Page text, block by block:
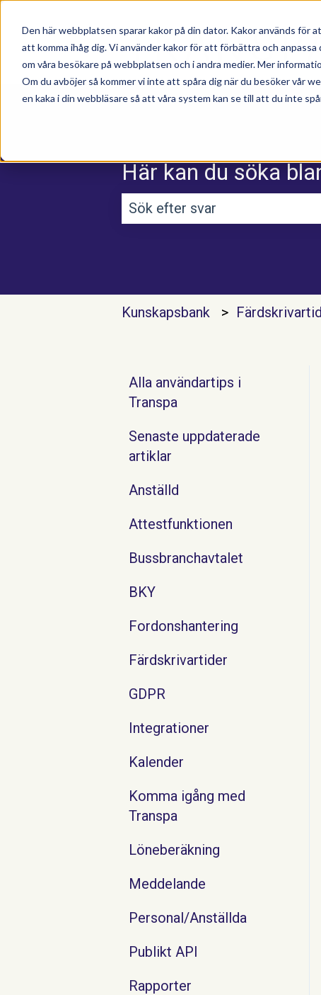
Den här webbplatsen sparar kakor på din dator. Kakor används
att komma ihåg dig. Vi använder kakor för att förbättra och
om våra besökare på webbplatsen och i andra medier. Mer
Om du avböjer så kommer vi inte att spåra dig när du besöker vår
en kaka i din webbläsare så att våra system kan se till att du inte
Här kan du söka
Kunskapsbank
Alla användartips i
Transpa
Senaste uppdaterade
artiklar
Anställd
Attestfunktionen
Bussbranchavtalet
BKY
Fordonshantering
Färdskrivartider
GDPR
Integrationer
Kalender
Komma igång med
Transpa
Löneberäkning
Meddelande
Personal/Anställda
Publikt API
Rapporter